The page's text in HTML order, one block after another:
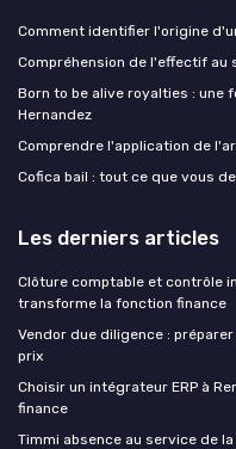
Comment identifier l'origine
Compréhension de l'effectif au
Born to be alive royalties : une
Hernandez
Comprendre l'application de
Cofica bail : tout ce que vous
Les derniers articles
Clôture comptable et contrôle
transforme la fonction finance
Vendor due diligence :
prix
Choisir un intégrateur ERP à
finance
Timmi absence au service de